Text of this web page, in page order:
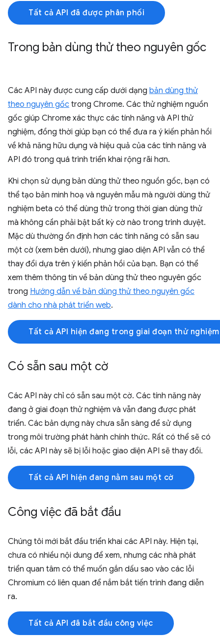
Tất cả API đã được phân phối
Trong bản dùng thử theo nguyên gốc
Các API này được cung cấp dưới dạng bản dùng thử
theo nguyên gốc trong Chrome. Các thử nghiệm nguồn
gốc giúp Chrome xác thực các tính năng và API thử
nghiệm, đồng thời giúp bạn có thể đưa ra ý kiến phản hồi
về khả năng hữu dụng và hiệu quả của các tính năng và
API đó trong quá trình triển khai rộng rãi hơn.
Khi chọn sử dụng bản dùng thử theo nguồn gốc, bạn có
thể tạo bản minh hoạ và nguyên mẫu mà người dùng thử
nghiệm beta có thể dùng thử trong thời gian dùng thử
mà không cần phải bật bất kỳ cờ nào trong trình duyệt.
Mặc dù thường ổn định hơn các tính năng có sẵn sau
một cờ (xem bên dưới), nhưng giao diện API vẫn có thể
thay đổi dựa trên ý kiến phản hồi của bạn. Bạn có thể
xem thêm thông tin về bản dùng thử theo nguyên gốc
trong Hướng dẫn về bản dùng thử theo nguyên gốc
dành cho nhà phát triển web.
Tất cả API hiện đang trong giai đoạn thử
Có sẵn sau một cờ
Các API này chỉ có sẵn sau một cờ. Các tính năng này
đang ở giai đoạn thử nghiệm và vẫn đang được phát
triển. Các bản dựng này chưa sẵn sàng để sử dụng
trong môi trường phát hành chính thức. Rất có thể sẽ có
lỗi, các API này sẽ bị lỗi hoặc giao diện API sẽ thay đổi.
Tất cả API hiện đang nằm sau một cờ
Công việc đã bắt đầu
Chúng tôi mới bắt đầu triển khai các API này. Hiện tại,
chưa có nhiều nội dung để xem, nhưng các nhà phát
triển quan tâm có thể muốn gắn dấu sao vào các lỗi
Chromium có liên quan để nắm bắt tiến trình đang diễn
ra.
Tất cả API đã bắt đầu công việc